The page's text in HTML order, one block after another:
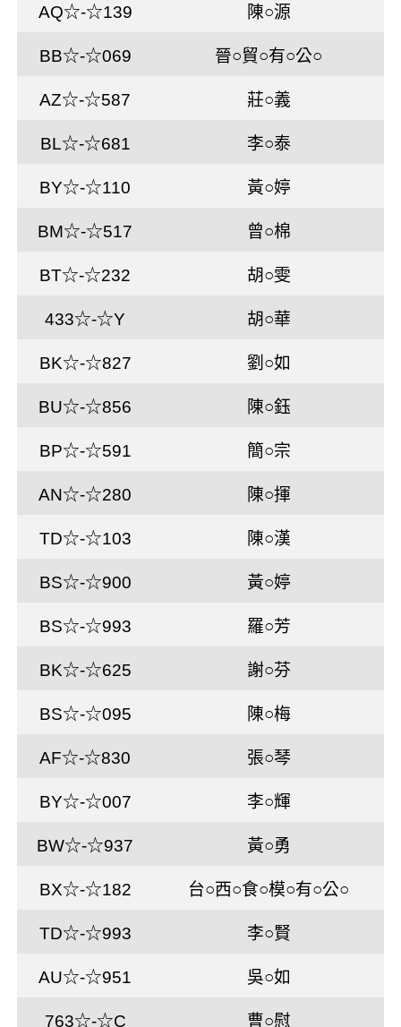
AQ☆-☆139 陳○源
BB☆-☆069 晉○貿○有○公○
AZ☆-☆587 莊○義
BL☆-☆681 李○泰
BY☆-☆110 黃○婷
BM☆-☆517 曾○棉
BT☆-☆232 胡○雯
433☆-☆Y 胡○華
BK☆-☆827 劉○如
BU☆-☆856 陳○鈺
BP☆-☆591 簡○宗
AN☆-☆280 陳○揮
TD☆-☆103 陳○漢
BS☆-☆900 黃○婷
BS☆-☆993 羅○芳
BK☆-☆625 謝○芬
BS☆-☆095 陳○梅
AF☆-☆830 張○琴
BY☆-☆007 李○輝
BW☆-☆937 黃○勇
BX☆-☆182 台○西○食○模○有○公○
TD☆-☆993 李○賢
AU☆-☆951 吳○如
763☆-☆C 曹○慰